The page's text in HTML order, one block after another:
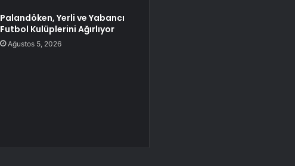
Palandöken, Yerli ve Yabancı
Futbol Kulüplerini Ağırlıyor
Ağustos 5, 2026